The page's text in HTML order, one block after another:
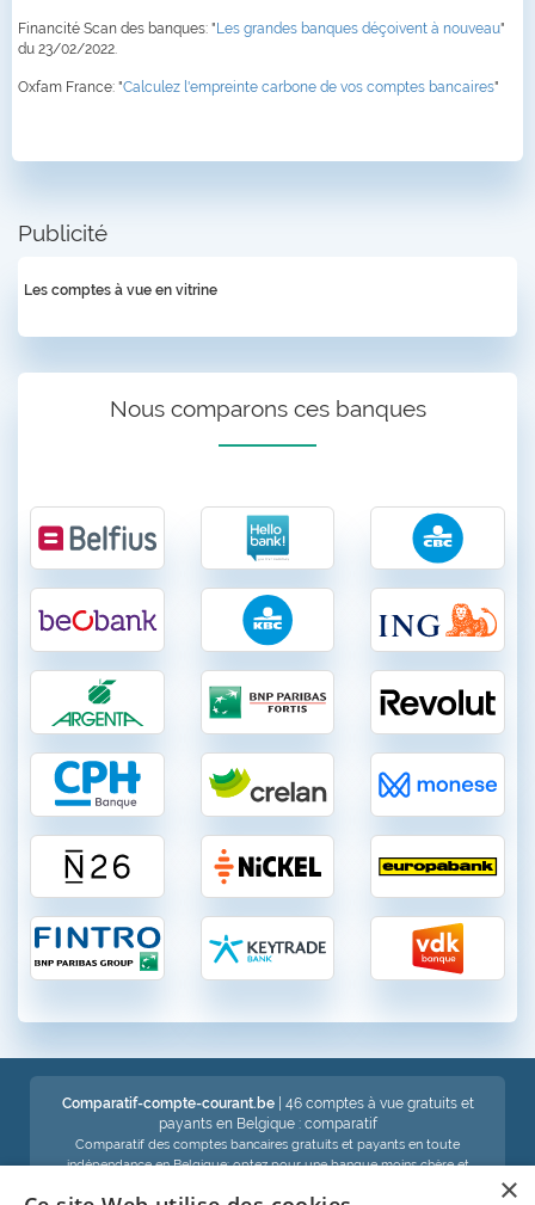
Financité Scan des banques: "Les grandes banques déçoivent à nouveau"
du 23/02/2022.
Oxfam France: "Calculez l'empreinte carbone de vos comptes bancaires"
Publicité
Les comptes à vue en vitrine
Nous comparons ces banques
Comparatif-compte-courant.be| 46 comptes à vue gratuits et
payants en Belgique : comparatif
Comparatif des comptes bancaires gratuits et payants en toute
indépendance en Belgique: optez pour une banque moins chère et
×